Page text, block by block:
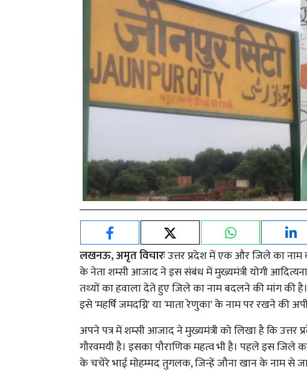
लखनऊ, अमृत विचारःउत्तर प्रदेश में एक और जिले का नाम
के नेता शम्सी आजाद ने इस संबंध में मुख्यमंत्री योगी
तथ्यों का हवाला देते हुए जिले का नाम बदलने की मांग की
इसे 'महर्षि जमदग्नि' या 'माता रेणुका' के नाम पर रखने की
अपने पत्र में शम्सी आजाद ने मुख्यमंत्री को लिखा है कि
गौरवमयी है। इसका पौराणिक महत्व भी है। पहले इस जिले
के चचेरे भाई मोहम्मद तुगलक, जिन्हें जौना खान के नाम से